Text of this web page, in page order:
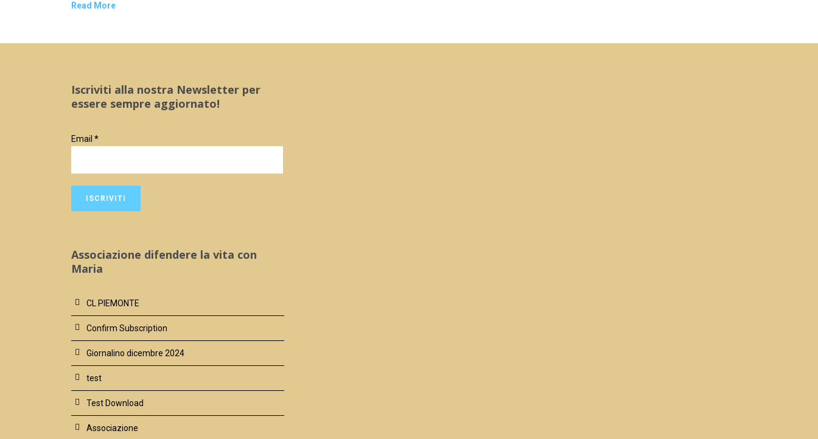
Read More
Iscriviti alla nostra Newsletter per
essere sempre aggiornato!
Email *
Associazione difendere la vita con
Maria
CL PIEMONTE
Confirm Subscription
Giornalino dicembre 2024
test
Test Download
Associazione